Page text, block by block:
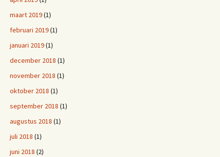
maart 2019(1)
februari 2019(1)
januari 2019(1)
december 2018 (1)
november 2018 (1)
oktober 2018 (1)
september 2018 (1)
augustus 2018 (1)
juli 2018 (1)
juni 2018 (2)